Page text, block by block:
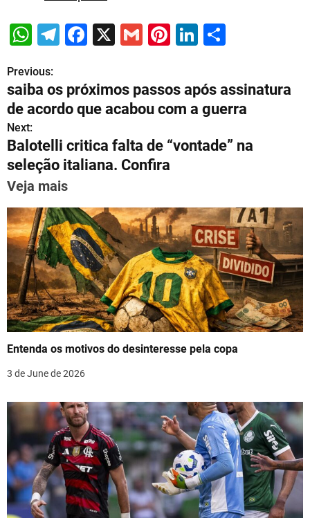
W
at
s
A
p
p
T
gr
a
m
F
c
e
b
o
o
X
G
l
Pi
e
st
Li
k
e
dI
n
ar
e
P
o
s
t
n
a
v
i
g
a
t
n
Previous:
saiba os próximos passos após assinatura
de acordo que acabou com a guerra
Next:
Balotelli critica falta de “vontade” na
seleção italiana. Confira
Veja mais
Entenda os motivos do desinteresse pela copa
3 de June de 2026